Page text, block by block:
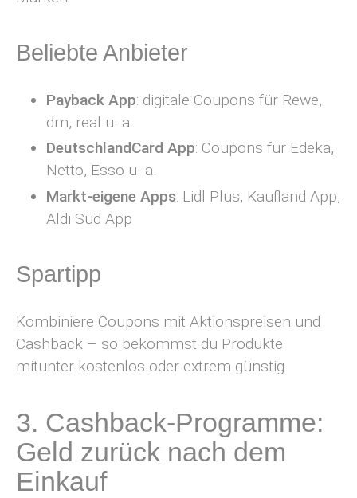
Beliebte Anbieter
Payback App: digitale Coupons für Rewe,
dm, real u. a.
DeutschlandCard App: Coupons für Edeka,
Netto, Esso u. a.
Markt-eigene Apps: Lidl Plus, Kaufland App,
Aldi Süd App
Spartipp
Kombiniere Coupons mit Aktionspreisen und
Cashback – so bekommst du Produkte
mitunter kostenlos oder extrem günstig.
3. Cashback-Programme:
Geld zurück nach dem
Einkauf